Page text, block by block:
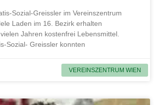
VEREINSZENTRUM WIEN
Sozial-Greissler im Vereinszentrum
Laden im 16. Bezirk erhalten
Jahren kostenfrei Lebensmittel.
Sozial- Greissler konnten